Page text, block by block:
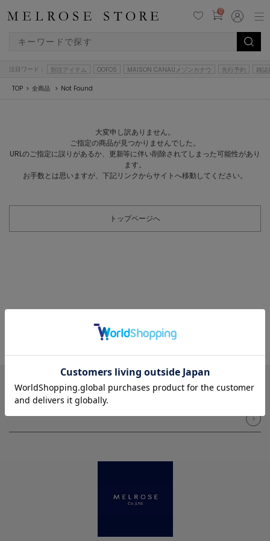
0
注目ワード： 別注アイテム OOFOS MAISON CANAUメゾンカナウ 先行予約 雑誌
TOP 全商品 Not Found
大変申し訳ありません。
ご指定の商品が見つかりませんでした。
URLのご指定に誤りがあるか、更新等に伴い削除されてしまった可能性があり
ます。
お手数とは思いますが、下記リンクからサイトへ移動してください。
トップページへ
NEWSLETTER メルマガ登録